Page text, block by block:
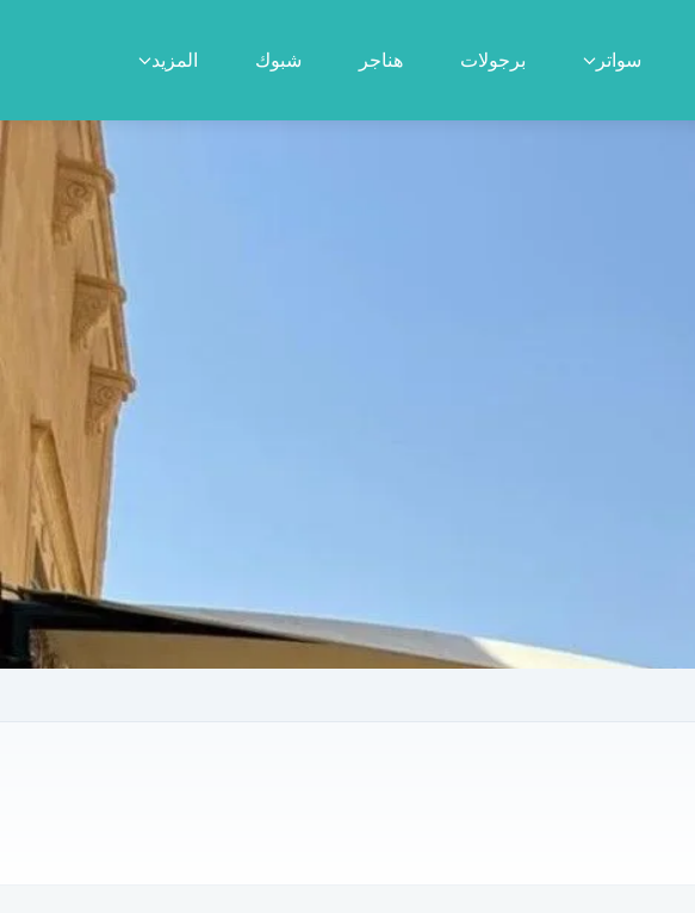
سواتر برجولات هناجر شبوك المزيد